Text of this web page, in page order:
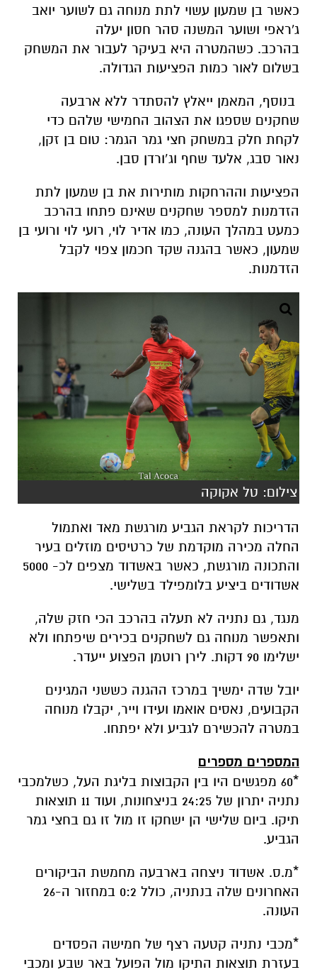
כאשר בן שמעון עשוי לתת מנוחה גם לשוער יואב
ג'ראפי ושוער המשנה סהר חסון יעלה
בהרכב. כשהמטרה היא בעיקר לעבור את המשחק
בשלום לאור כמות הפציעות הגדולה.
בנוסף, המאמן ייאלץ להסתדר ללא ארבעה
שחקנים שספגו את הצהוב החמישי שלהם כדי
לקחת חלק במשחק חצי גמר הגמר: טום בן זקן,
נאור סבג, אלעד שחף וג’ורדן סבן.
הפציעות וההרחקות מותירות את בן שמעון לתת
הזדמנות למספר שחקנים שאינם פתחו בהרכב
כמעט במהלך העונה, כמו אדיר לוי, רועי לוי ורועי בן
שמעון, כאשר בהגנה שקד חכמון צפוי לקבל
הזדמנות.
צילום: טל אקוקה
הדריכות לקראת הגביע מורגשת מאד ואתמול
החלה מכירה מוקדמת של כרטיסים מוזלים בעיר
והתכונה מורגשת, כאשר באשדוד מצפים לכ- 5000
אשדודים ביציע בלומפילד בשלישי.
מנגד, גם נתניה לא תעלה בהרכב הכי חזק שלה,
ותאפשר מנוחה גם לשחקנים בכירים שיפתחו ולא
ישלימו 90 דקות. לירן רוטמן הפצוע ייעדר.
יובל שדה ימשיך במרכז ההגנה כששני המגינים
הקבועים, נאסים אואמו ועידו וייר, יקבלו מנוחה
במטרה להכשירם לגביע ולא יפתחו.
המספרים מספרים
*60 מפגשים היו בין הקבוצות בליגת העל, כשלמכבי
נתניה יתרון של 24:25 בניצחונות, ועוד 11 תוצאות
תיקו. ביום שלישי הן ישחקו זו מול זו גם בחצי גמר
הגביע.
*מ.ס. אשדוד ניצחה בארבעה מחמשת הביקורים
האחרונים שלה בנתניה, כולל 0:2 במחזור ה-26
העונה.
*מכבי נתניה קטעה רצף של חמישה הפסדים
בעזרת תוצאות התיקו מול הפועל באר שבע ומכבי